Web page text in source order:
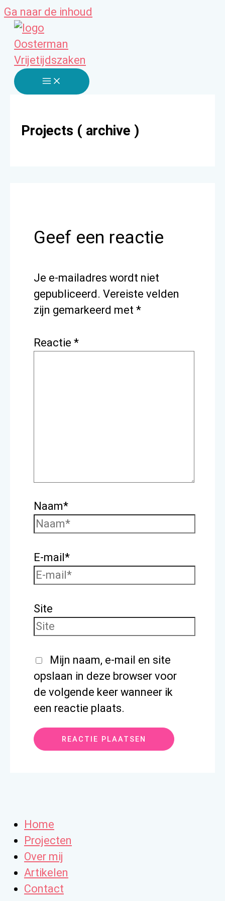
Ga naar de inhoud
Projects ( archive )
Geef een reactie
Je e-mailadres wordt niet
gepubliceerd. Vereiste velden
zijn gemarkeerd met *
Reactie *
Naam*
E-mail*
Site
Mijn naam, e-mail en site
opslaan in deze browser voor
de volgende keer wanneer ik
een reactie plaats.
Home
Projecten
Over mij
Artikelen
Contact